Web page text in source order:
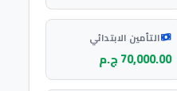
التأمين الابتدائي
70,000.00 ج.م